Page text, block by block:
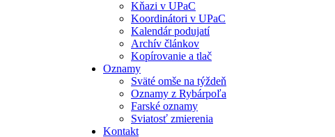
Kňazi v UPaC
Koordinátori v UPaC
Kalendár podujatí
Archív článkov
Kopírovanie a tlač
Oznamy
Sväté omše na týždeň
Oznamy z Rybárpoľa
Farské oznamy
Sviatosť zmierenia
Kontakt